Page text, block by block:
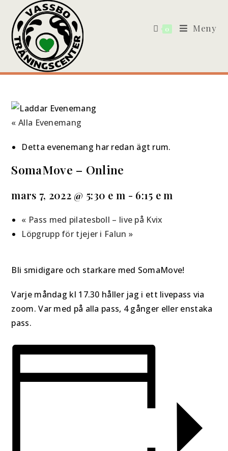
0 Meny
« Alla Evenemang
Detta evenemang har redan ägt rum.
SomaMove – Online
mars 7, 2022 @ 5:30 e m - 6:15 e m
« Pass med pilatesboll – live på Kvix
Löpgrupp för tjejer i Falun »
Bli smidigare och starkare med SomaMove!
Varje måndag kl 17.30 håller jag i ett livepass via
zoom. Var med på alla pass, 4 gånger eller enstaka
pass.